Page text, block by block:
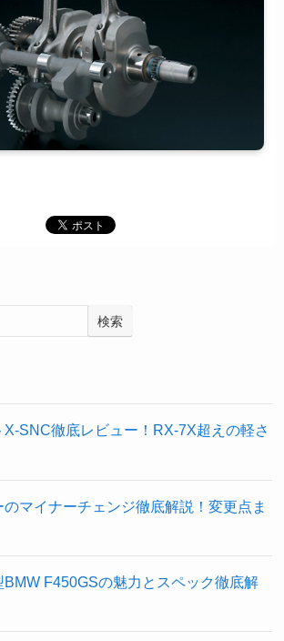
検索
SNC徹底レビュー！RX-7X超えの軽さ
マイナーチェンジ徹底解説！変更点ま
F450GSの魅力とスペック徹底解